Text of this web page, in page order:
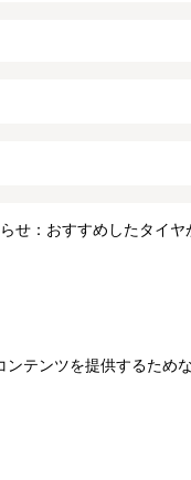
せ：おすすめしたタイ
テンツを提供するた